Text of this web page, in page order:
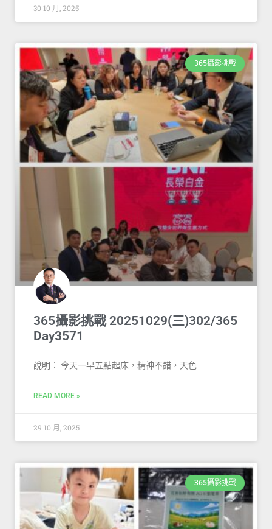
30 10 月, 2025
365攝影挑戰
365攝影挑戰 20251029(三)302/365
Day3571
說明： 今天一早五點起床，精神不錯，天色
READ MORE »
29 10 月, 2025
365攝影挑戰